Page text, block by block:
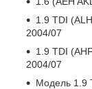
1.9 TDI
2004/07
1.9 TDI
2004/07
Модель 1.9